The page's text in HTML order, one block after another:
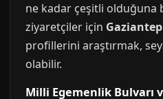
ne kadar çeşitli olduğuna
ziyaretçiler için
profillerini araştırmak,
olabilir.
Milli Egemenlik Bulvarı